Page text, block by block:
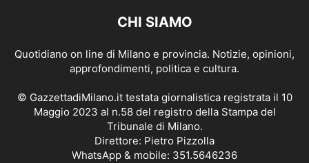
CHI SIAMO
Quotidiano on line di Milano e provincia. Notizie, opinioni,
approfondimenti, politica e cultura.
© GazzettadiMilano.it testata giornalistica registrata il 10
Maggio 2023 al n.58 del registro della Stampa del
Tribunale di Milano.
Direttore: Pietro Pizzolla
WhatsApp & mobile: 351.5646236